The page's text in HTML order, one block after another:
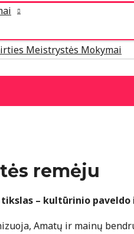
Meistrystės Mokymai
remėju
– kultūrinio
Amatų ir mainų